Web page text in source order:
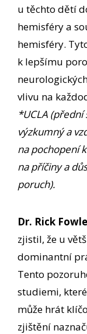
u těchto dětí
hemisféry a
hemisféry.
k lepšímu
vlivu na
*UCLA
výzkumný a
na pochopení
na příčiny a
poruch).
Dr. Rick
zjistil, že u
dominantní
Tento
studiemi,
může hrát
zjištění